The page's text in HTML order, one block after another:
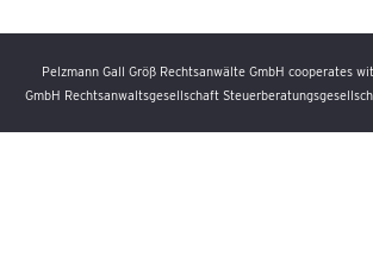
Pelzmann Gall Größ Rechtsanwälte GmbH cooperates
GmbH Rechtsanwaltsgesellschaft